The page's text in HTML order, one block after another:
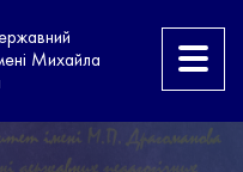
Михайла